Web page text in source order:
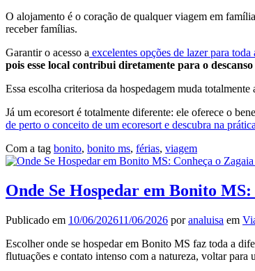
O alojamento é o coração de qualquer viagem em
receber famílias.
Garantir o acesso a excelentes opções de lazer para toda
pois esse local contribui diretamente para o
Essa escolha criteriosa da hospedagem muda
Já um ecoresort é totalmente diferente: ele oferece o
de perto o conceito de um ecoresort e descubra na
Com a tag bonito, bonito ms, férias, viagem
Onde Se Hospedar em Bonito
Publicado em 10/06/202611/06/2026 por analuisa em
Escolher onde se hospedar em Bonito MS faz toda a
flutuações e contato intenso com a natureza, voltar